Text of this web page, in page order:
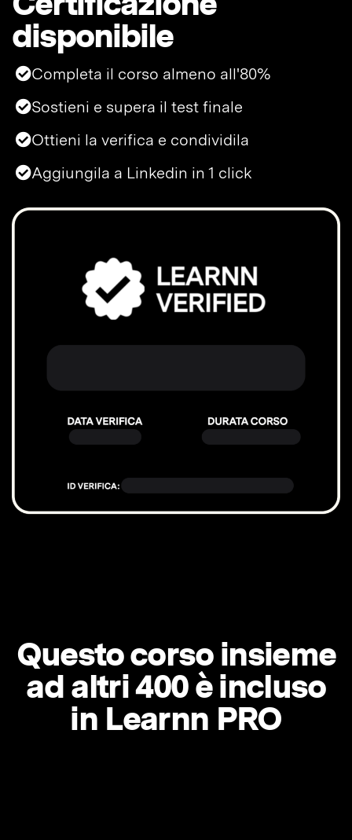
disponibile
Completa il corso almeno all'80%
Sostieni e supera il test finale
Ottieni la verifica e condividila
Aggiungila a Linkedin in 1 click
Questo corso insieme
ad altri 400 è incluso
in Learnn PRO